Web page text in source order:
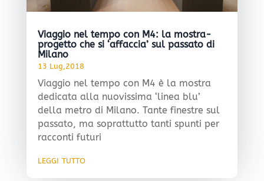
Viaggio nel tempo con M4: la mostra-
progetto che si ‘affaccia’ sul passato di
Milano
13 Lug,2018
Viaggio nel tempo con M4 è la mostra
dedicata alla nuovissima ‘linea blu’
della metro di Milano. Tante finestre sul
passato, ma soprattutto tanti spunti per
racconti futuri
leggi tutto